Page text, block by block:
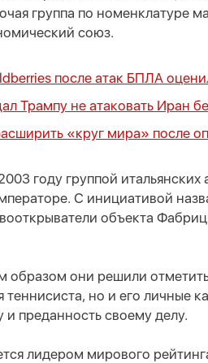
группа по номенклатуре
союз.
после атак БПЛА
Трампу не атаковать Иран
«круг мира» после
году группой итальянских
С инициативой
объекта
образом они решили
но и его личные
и преданность своему делу.
лидером мирового